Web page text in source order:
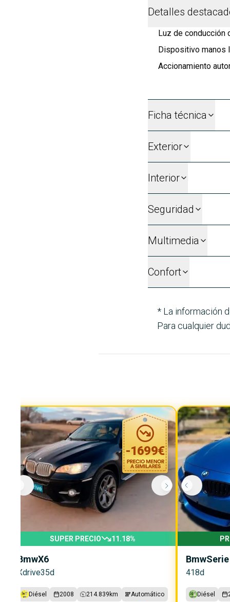
Detalles
Luz de conducción
Dispositivo manos
Accionamiento
Ficha técnica
Exterior
Interior
Seguridad
Multimedia
Confort
* La información
Para cualquier
-1699€
SUPER PRECIO 11.18%
BmwX6
Xdrive35d
Diésel 2008 214.839 km Automático
BmwSerie
418d
Diésel